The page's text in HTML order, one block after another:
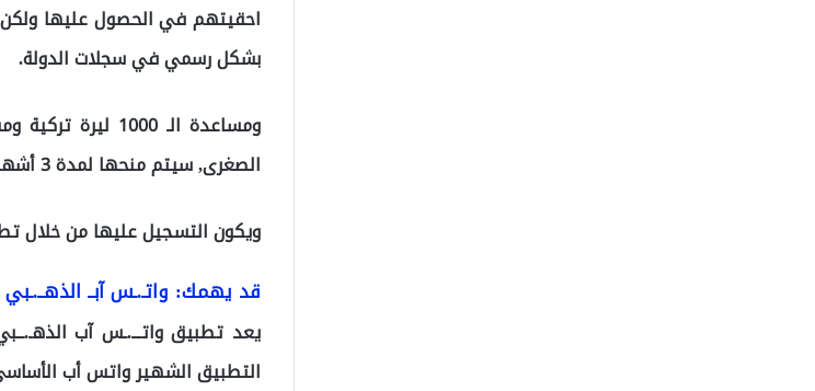
احقيتهم في الحصول عليها
بشكل رسمي في سجلات الدولة.
الصغرى, سيتم منحها لمدة 3 أشهر, ويبدأ التسجيل عليها في في الأسبوع الأول من شهر يناير.
ويكون التسجيل عليها من خلال
قد يهمك: واتـ.ـس آبــ
يعد تطبيق واتـــ.ـس آب
التطبيق الشهير واتس أب